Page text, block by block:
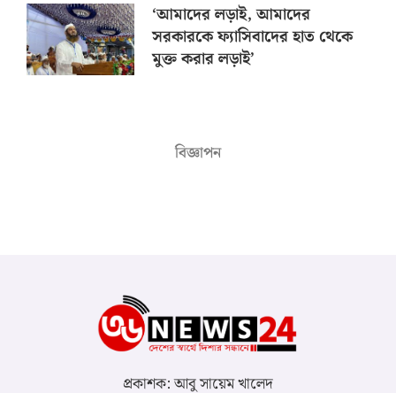
‘আমাদের লড়াই, আমাদের
সরকারকে ফ্যাসিবাদের হাত থেকে
মুক্ত করার লড়াই’
বিজ্ঞাপন
প্রকাশক: আবু সায়েম খালেদ